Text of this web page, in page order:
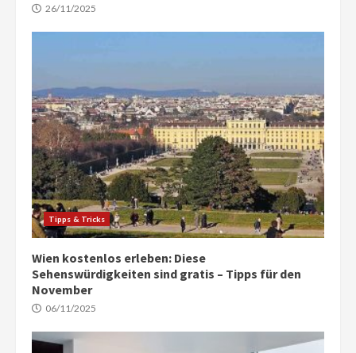
26/11/2025
Tipps & Tricks
Wien kostenlos erleben: Diese
Sehenswürdigkeiten sind gratis – Tipps für den
November
06/11/2025